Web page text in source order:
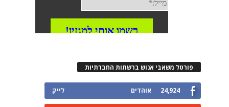
פורטל משאבי אנוש ברשתות החברתיות
24,924 אוהדים לייק